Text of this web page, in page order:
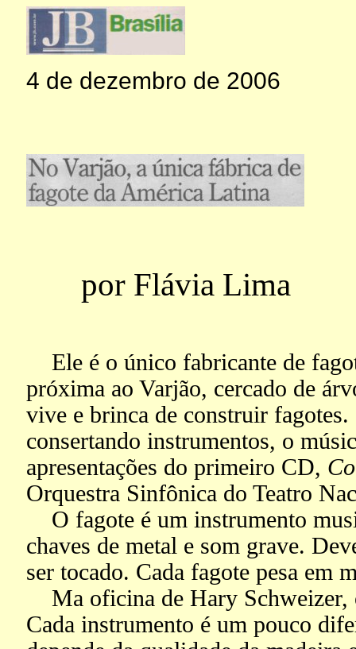
4 de dezembro de 2006
por Flávia Lima
Ele é o único fabricante de
próxima ao Varjão, cercado de
vive e brinca de construir
consertando instrumentos, o
apresentações do primeiro CD,
Orquestra Sinfônica do Teatro
O fagote é um instrumento
chaves de metal e som grave.
ser tocado. Cada fagote pesa em
Ma oficina de Hary Schweizer,
Cada instrumento é um pouco